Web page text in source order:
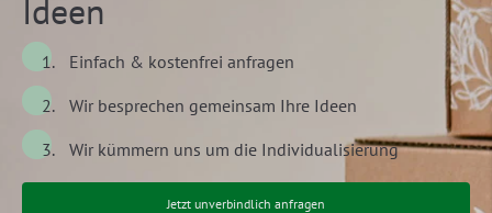
Ideen
Einfach & kostenfrei anfragen
Wir besprechen gemeinsam Ihre Ideen
Wir kümmern uns um die Individualisierung
Jetzt unverbindlich anfragen